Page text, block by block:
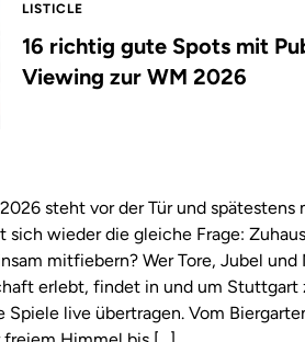
LISTICLE
16 richtig gute Spots mit
Viewing zur WM 2026
steht vor der Tür und spätestens
sich wieder die gleiche Frage:
mitfiebern? Wer Tore, Jubel und
erlebt, findet in und um Stuttgart
Spiele live übertragen. Vom